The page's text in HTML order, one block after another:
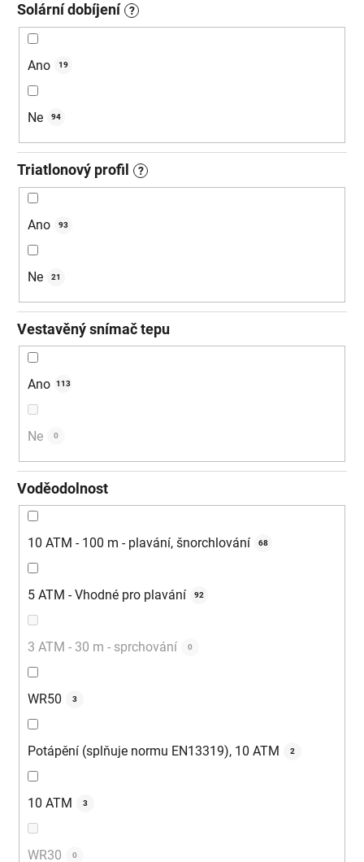
Solární dobíjení ?
Ano 19
Ne 94
Triatlonový profil ?
Ano 93
Ne 21
Vestavěný snímač tepu
Ano 113
Ne 0
Voděodolnost
10 ATM - 100 m - plavání, šnorchlování 68
5 ATM - Vhodné pro plavání 92
3 ATM - 30 m - sprchování 0
WR50 3
Potápění (splňuje normu EN13319), 10 ATM 2
10 ATM 3
WR30 0